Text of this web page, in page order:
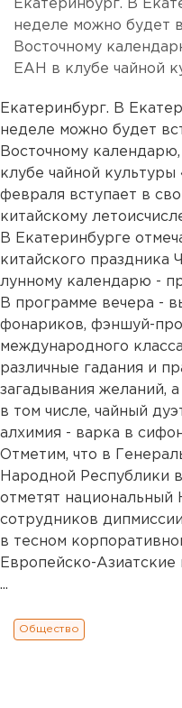
Екатеринбург. В
неделе можно будет
Восточному
ЕАН в клубе чайной
Екатеринбург. В
неделе можно будет
Восточному
клубе чайной
февраля вступает в
китайскому
В Екатеринбурге
китайского праздника
лунному календарю -
В программе вечера -
фонариков, фэншуй-
международного
различные гадания и
загадывания желаний,
в том числе, чайный
алхимия - варка в
Отметим, что в
Народной Республики
отметят национальный
сотрудников
в тесном
Европейско-Азиатские
...
Общество